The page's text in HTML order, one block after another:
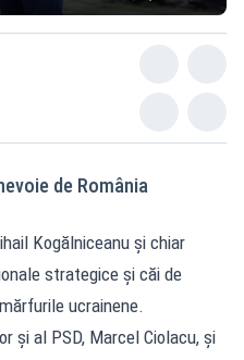
de România
Kogălniceanu și chiar
strategice și căi de
ucrainene.
și al PSD, Marcel Ciolacu, și